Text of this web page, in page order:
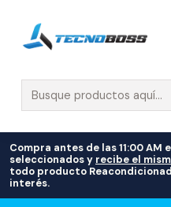
Compra antes de las 11:00
seleccionados y recibe el
todo producto
interés.